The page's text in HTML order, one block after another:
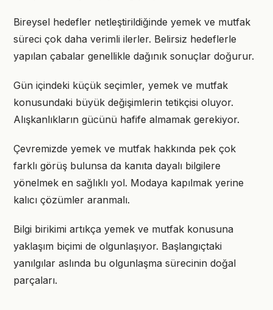
Bireysel hedefler netleştirildiğinde yemek ve mutfak
süreci çok daha verimli ilerler. Belirsiz hedeflerle
yapılan çabalar genellikle dağınık sonuçlar doğurur.
Gün içindeki küçük seçimler, yemek ve mutfak
konusundaki büyük değişimlerin tetikçisi oluyor.
Alışkanlıkların gücünü hafife almamak gerekiyor.
Çevremizde yemek ve mutfak hakkında pek çok
farklı görüş bulunsa da kanıta dayalı bilgilere
yönelmek en sağlıklı yol. Modaya kapılmak yerine
kalıcı çözümler aranmalı.
Bilgi birikimi artıkça yemek ve mutfak konusuna
yaklaşım biçimi de olgunlaşıyor. Başlangıçtaki
yanılgılar aslında bu olgunlaşma sürecinin doğal
parçaları.